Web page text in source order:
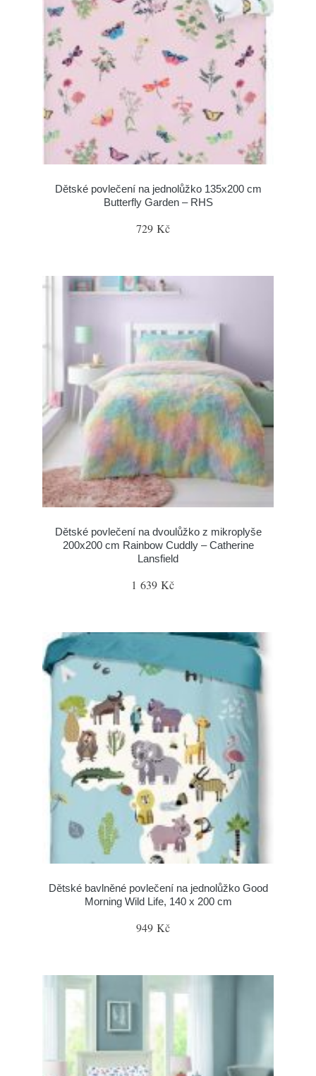
Dětské povlečení na jednolůžko 135x200 cm
Butterfly Garden – RHS
729 Kč
Dětské povlečení na dvoulůžko z mikroplyše
200x200 cm Rainbow Cuddly – Catherine
Lansfield
1 639 Kč
Dětské bavlněné povlečení na jednolůžko Good
Morning Wild Life, 140 x 200 cm
949 Kč